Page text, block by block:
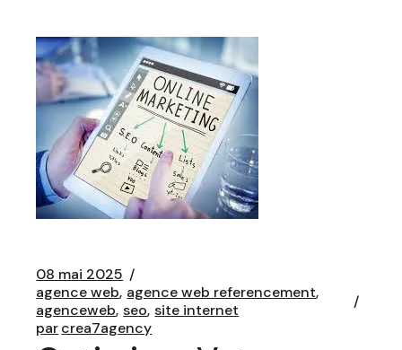
08 mai 2025
agence web agence web referencement
agenceweb seo site internet
parcrea7agency